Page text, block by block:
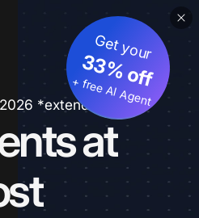
*extended
at
Get your
33% off
+ free AI Agent